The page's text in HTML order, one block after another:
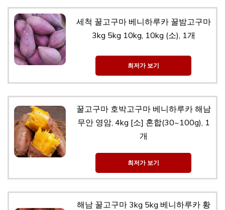
세척 꿀고구마 베니하루카 꿀밤고구마
3kg 5kg 10kg, 10kg (소), 1개
최저가 보기
꿀고구마 호박고구마 베니하루카 해남
무안 영암, 4kg [소] 혼합(30~100g), 1
개
최저가 보기
해남 꿀고구마 3kg 5kg 베니하루카 황